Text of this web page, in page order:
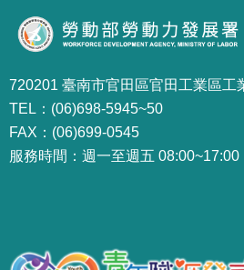
720201 臺南市官田區官田工業區工
TEL：(06)698-5945~50
FAX：(06)699-0545
服務時間：週一至週五 08:00~17:00